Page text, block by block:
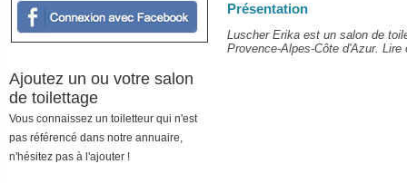
Présentation
Luscher Erika est un salon de
Provence-Alpes-Côte d'Azur.
Ajoutez un ou votre salon
de toilettage
Vous connaissez un toiletteur qui n'est
pas référencé dans notre annuaire,
n'hésitez pas à l'ajouter !